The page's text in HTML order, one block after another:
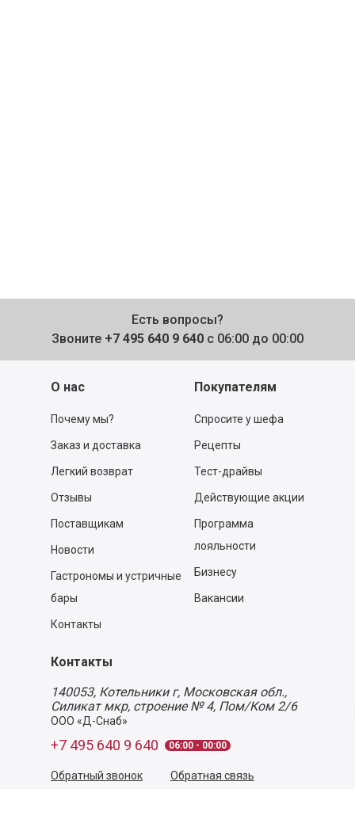
Есть вопросы?
Звоните +7 495 640 9 640 с 06:00 до 00:00
О нас
Почему мы?
Заказ и доставка
Легкий возврат
Отзывы
Поставщикам
Новости
Гастрономы и устричные
бары
Контакты
Покупателям
Спросите у шефа
Рецепты
Тест-драйвы
Действующие акции
Программа
лояльности
Бизнесу
Вакансии
Контакты
140053, Котельники г, Московская обл.,
Силикат мкр, строение № 4, Пом/Ком 2/6
ООО «Д-Снаб»
+7 495 640 9 640 06:00 - 00:00
Обратный звонок Обратная связь